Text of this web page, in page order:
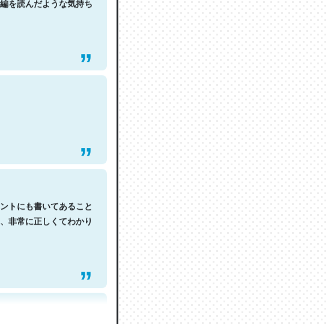
トにも書いてあること
非常に正しくてわかり